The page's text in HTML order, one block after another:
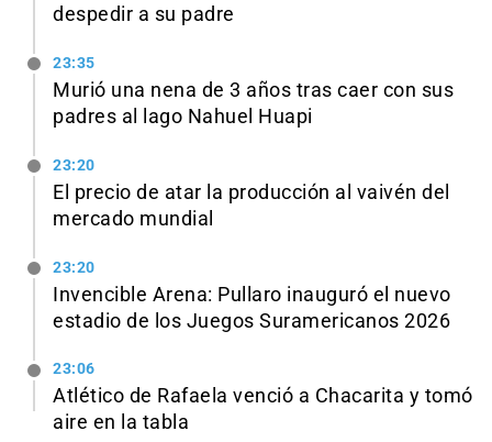
despedir a su padre
23:35
Murió una nena de 3 años tras caer con sus
padres al lago Nahuel Huapi
23:20
El precio de atar la producción al vaivén del
mercado mundial
23:20
Invencible Arena: Pullaro inauguró el nuevo
estadio de los Juegos Suramericanos 2026
23:06
Atlético de Rafaela venció a Chacarita y tomó
aire en la tabla